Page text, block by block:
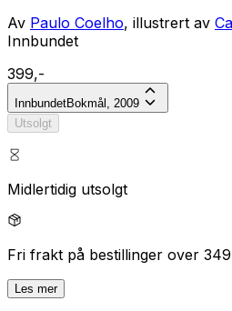
Av Paulo Coelho, illustrert av
Innbundet
399,-
InnbundetBokmål, 2009
Utsolgt
Midlertidig utsolgt
Fri frakt på bestillinger over
Les mer